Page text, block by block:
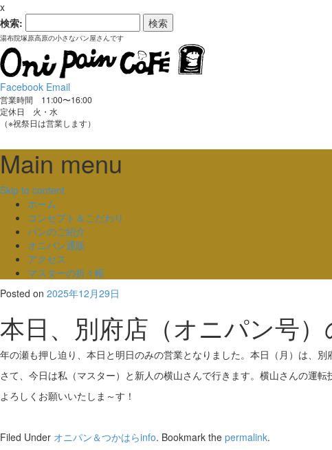
x
検索:
湯布院塚原高原の小さなパン屋さんです
Facebook Email
営業時間 11:00〜16:00
定休日 火・水
（※祝祭日は営業します）
Main menu
Skip to content
ホーム
コンセプト＆こだわり
パンのご紹介
オニパン通販
アクセス
マスターの折々帳
Posted on 2025年12月29日
本日、別府店（オニパン号）
年の瀬も押し迫り、本日と明日のみの営業となりました。本日（月）は、
さて、今日は私（マスター）と新人の横山さんで行きます。横山さんの運転
よろしくお願いいたしま～す！
Filed Under オニパン＆つかはらinfo. Bookmark the permalink.